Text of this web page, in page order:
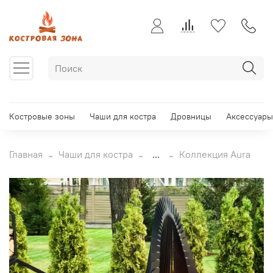
Костровые зоны Чаши для костра Дровницы Аксессуары
Главная Чаши для костра ... Коллекция Aura